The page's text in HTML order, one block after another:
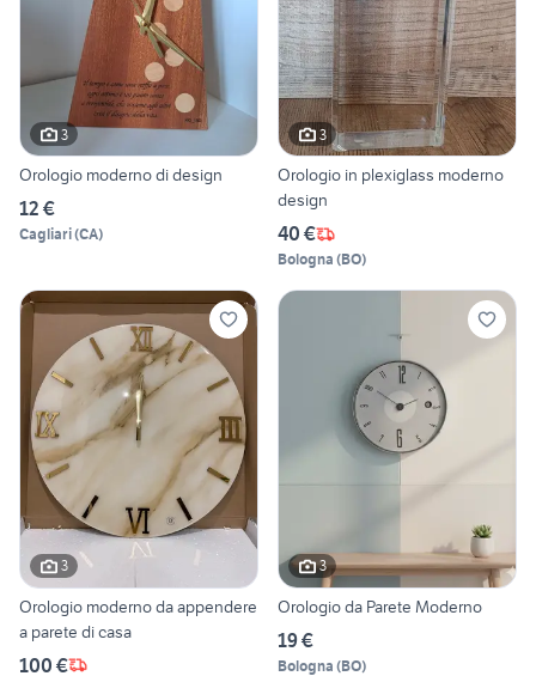
3
Orologio moderno di design
12 €
Cagliari(CA)
3
Orologio in plexiglass moderno
design
40 €
Bologna (BO)
3
Orologio moderno da appendere
a parete di casa
100 €
3
Orologio da Parete Moderno
19 €
Bologna (BO)